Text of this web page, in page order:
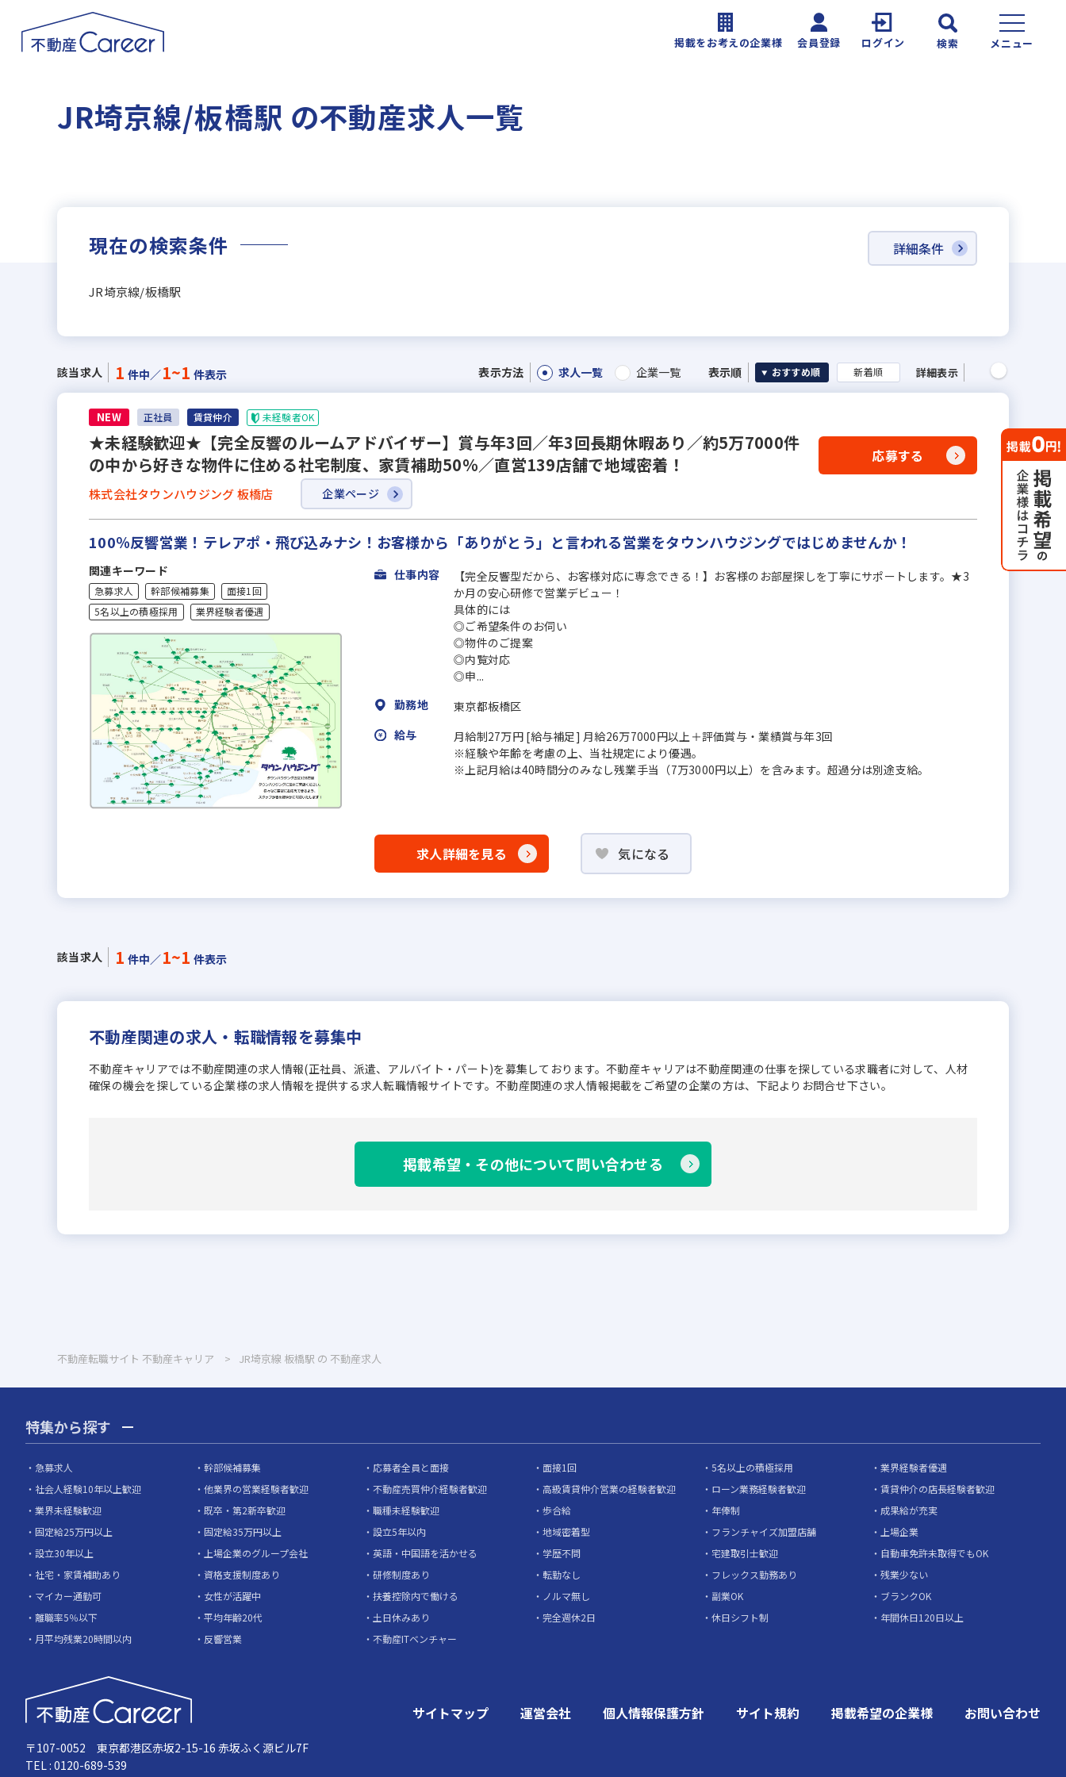
掲載をお考えの企業様 会員登録 ログイン 検索 メニュー
JR埼京線/板橋駅 の不動産求人一覧
現在の検索条件
JR埼京線/板橋駅
詳細条件
該当求人 1 件中／1~1 件表示 表示方法 求人一覧 企業一覧 表示順 おすすめ順 新着順 詳細表示
NEW 正社員 賃貸仲介 未経験者OK
★未経験歓迎★【完全反響のルームアドバイザー】賞与年3回／年3回長期休暇あり／約5万7000件
の中から好きな物件に住める社宅制度、家賃補助50％／直営139店舗で地域密着！
応募する
株式会社タウンハウジング 板橋店 企業ページ
100％反響営業！テレアポ・飛び込みナシ！お客様から「ありがとう」と言われる営業をタウンハウジングではじめませんか！
関連キーワード
急募求人 幹部候補募集
面接1回
5名以上の積極採用
業界経験者優遇
仕事内容
【完全反響型だから、お客様対応に専念できる！】お客様のお部屋探しを丁寧にサポートします。★3
か月の安心研修で営業デビュー！
具体的には
◎ご希望条件のお伺い
◎物件のご提案
◎内覧対応
◎申...
勤務地
東京都板橋区
給与
月給制27万円 [給与補足] 月給26万7000円以上＋評価賞与・業績賞与年3回
※経験や年齢を考慮の上、当社規定により優遇。
※上記月給は40時間分のみなし残業手当（7万3000円以上）を含みます。超過分は別途支給。
求人詳細を見る 気になる
該当求人 1 件中／1~1 件表示
不動産関連の求人・転職情報を募集中
不動産キャリアでは不動産関連の求人情報(正社員、派遣、アルバイト・パート)を募集しております。不動産キャリアは不動産関連の仕事を探している求職者に対して、人材
確保の機会を探している企業様の求人情報を提供する求人転職情報サイトです。不動産関連の求人情報掲載をご希望の企業の方は、下記よりお問合せ下さい。
掲載希望・その他について問い合わせる
不動産転職サイト 不動産キャリア JR埼京線 板橋駅 の 不動産求人
特集から探す
急募求人 幹部候補募集 応募者全員と面接 面接1回 5名以上の積極採用
業界経験者優遇
社会人経験10年以上歓迎
他業界の営業経験者歓迎 不動産売買仲介経験者歓迎 高級賃貸仲介営業の経験者歓迎 ローン業務経験者歓迎
賃貸仲介の店長経験者歓迎
業界未経験歓迎
既卒・第2新卒歓迎 職種未経験歓迎 歩合給 年俸制
成果給が充実
固定給25万円以上
固定給35万円以上 設立5年以内 地域密着型 フランチャイズ加盟店舗
上場企業
設立30年以上
上場企業のグループ会社 英語・中国語を活かせる 学歴不問 宅建取引士歓迎
自動車免許未取得でもOK
社宅・家賃補助あり
資格支援制度あり 研修制度あり 転勤なし フレックス勤務あり
残業少ない
マイカー通勤可
女性が活躍中 扶養控除内で働ける ノルマ無し 副業OK
ブランクOK
離職率5％以下
平均年齢20代 土日休みあり 完全週休2日 休日シフト制
年間休日120日以上
月平均残業20時間以内
反響営業 不動産ITベンチャー
サイトマップ 運営会社 個人情報保護方針 サイト規約 掲載希望の企業様 お問い合わせ
〒107-0052 東京都港区赤坂2-15-16 赤坂ふく源ビル7F
TEL : 0120-689-539